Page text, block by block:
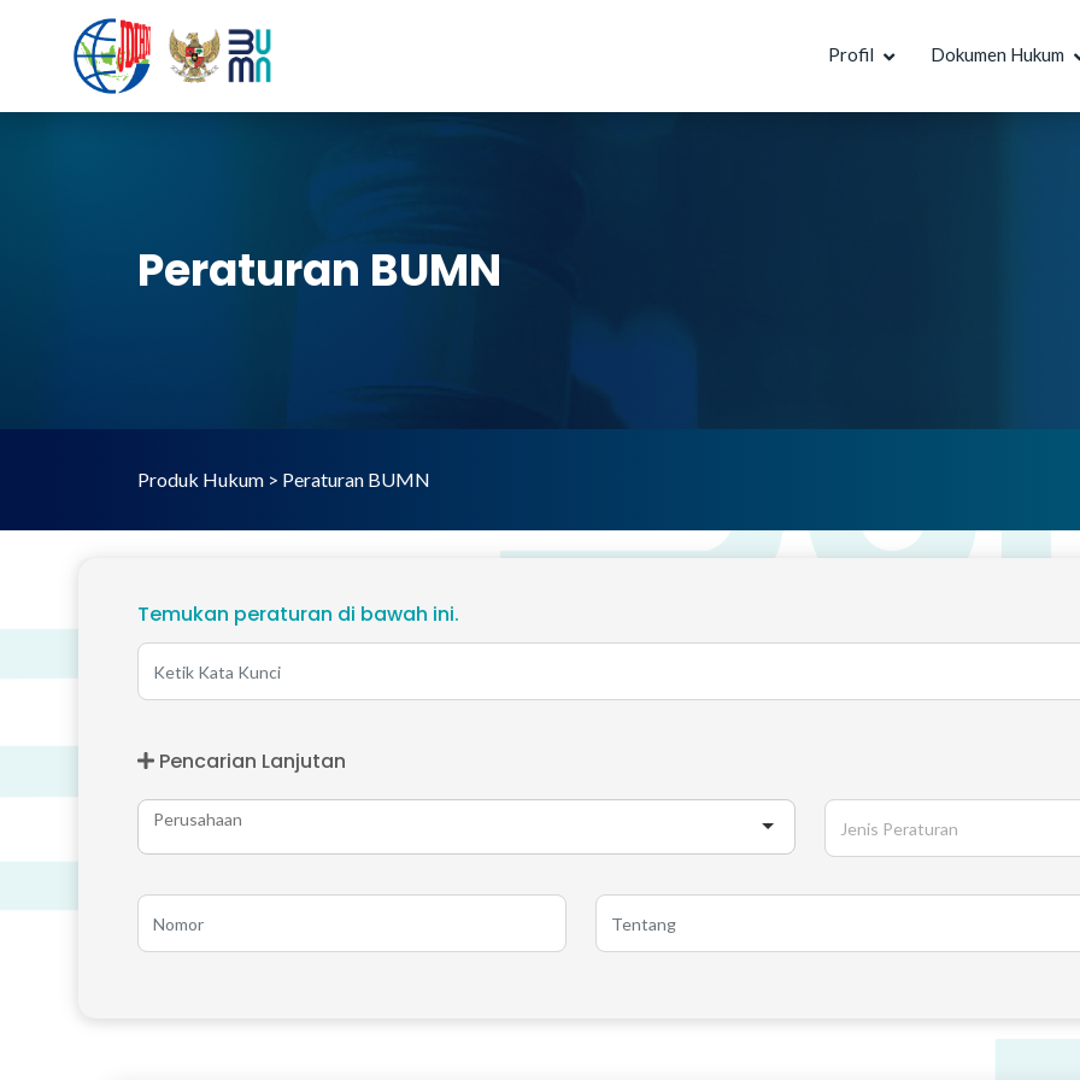
Profil Dokumen Hukum
Peraturan BUMN
Produk Hukum > Peraturan BUMN
Temukan peraturan di bawah ini.
Pencarian Lanjutan